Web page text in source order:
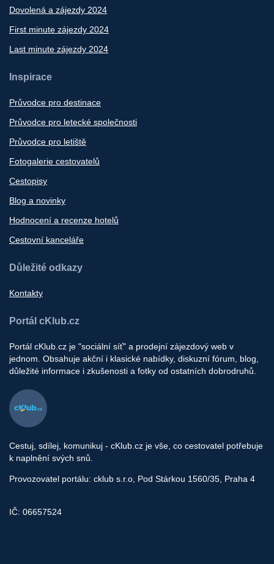
Dovolená a zájezdy 2024
First minute zájezdy 2024
Last minute zájezdy 2024
Inspirace
Průvodce pro destinace
Průvodce pro letecké společnosti
Průvodce pro letiště
Fotogalerie cestovatelů
Cestopisy
Blog a novinky
Hodnocení a recenze hotelů
Cestovní kanceláře
Důležité odkazy
Kontakty
Portál cKlub.cz
Portál cKlub.cz je "sociální síť" a prodejní zájezdový web v
jednom. Obsahuje akční i klasické nabídky, diskuzní fórum, blog,
důležité informace i zkušenosti a fotky od ostatních dobrodruhů.
Cestuj, sdílej, komunikuj - cKlub.cz je vše, co cestovatel potřebuje
k naplnění svých snů.
Provozovatel portálu: cklub s.r.o, Pod Stárkou 1560/35, Praha 4
IČ: 06657524